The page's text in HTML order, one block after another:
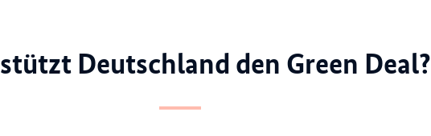
Deutschland den Green Deal?